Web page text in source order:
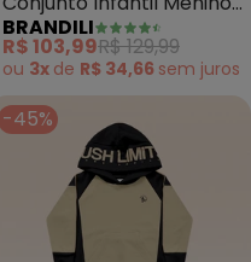
Conjunto Infantil Menino
Gamer (Preto)
BRANDILI
R$ 103,99R$ 129,99
ou 3x de R$ 34,66 semjuros
-45%